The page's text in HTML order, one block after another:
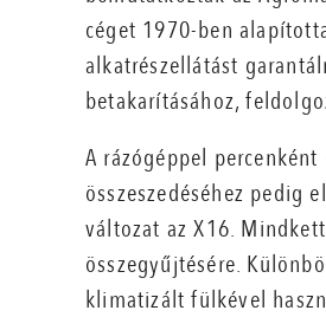
céget 1970-ben
alkatrészellátást
betakarításához,
A rázógéppel
összeszedéséhez pedig
változat az X16.
összegyűjtésére.
klimatizált fülkével